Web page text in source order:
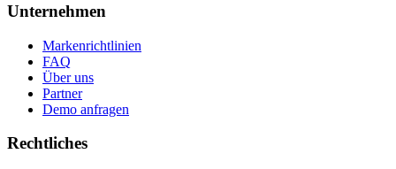
Unternehmen
Markenrichtlinien
FAQ
Über uns
Partner
Demo anfragen
Rechtliches